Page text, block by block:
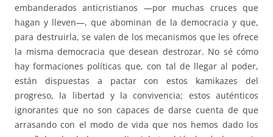
embanderados anticristianos —por muchas cruces que
hagan y lleven—, que abominan de la democracia y que,
para destruirla, se valen de los mecanismos que les ofrece
la misma democracia que desean destrozar. No sé cómo
hay formaciones políticas que, con tal de llegar al poder,
están dispuestas a pactar con estos kamikazes del
progreso, la libertad y la convivencia; estos auténticos
ignorantes que no son capaces de darse cuenta de que
arrasando con el modo de vida que nos hemos dado los